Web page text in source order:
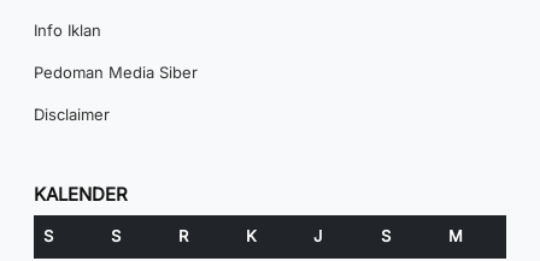
Info Iklan
Pedoman Media Siber
Disclaimer
KALENDER
S S R K J S M